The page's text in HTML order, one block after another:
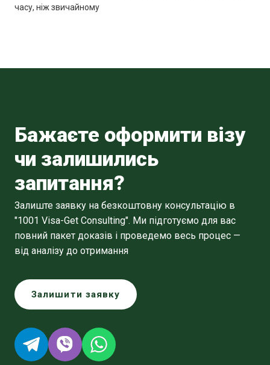
часу, ніж звичайному
Бажаєте оформити візу
чи залишились
запитання?
Залиште заявку на безкоштовну консультацію в
"1001 Visa-Get Consulting". Ми підготуємо для вас
повний пакет доказів і проведемо весь процес —
від аналізу до отримання
Залишити заявку